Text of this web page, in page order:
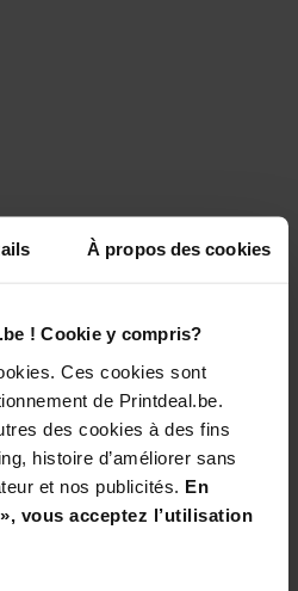
À propos des cookies
! Cookie y compris?
Ces cookies sont
de Printdeal.be.
des cookies à des fins
histoire d’améliorer sans
et nos publicités. En
vous acceptez l’utilisation